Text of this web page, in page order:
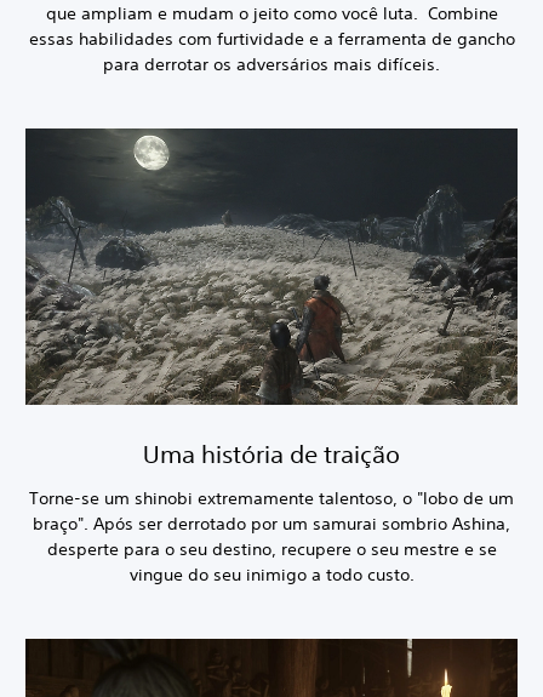
que ampliam e mudam o jeito como você luta. Combine
essas habilidades com furtividade e a ferramenta de gancho
para derrotar os adversários mais difíceis.
Uma história de traição
Torne-se um shinobi extremamente talentoso, o "lobo de um
braço". Após ser derrotado por um samurai sombrio Ashina,
desperte para o seu destino, recupere o seu mestre e se
vingue do seu inimigo a todo custo.